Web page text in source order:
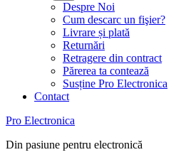
Despre Noi
Cum descarc un fişier?
Livrare și plată
Returnări
Retragere din contract
Părerea ta contează
Susține Pro Electronica
Contact
Pro Electronica
Din pasiune pentru electronică